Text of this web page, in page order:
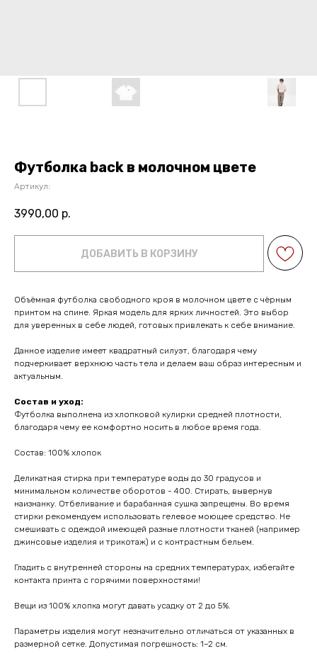
Футболка back в молочном цвете
Артикул:
3990,00 р.
ДОБАВИТЬ В КОРЗИНУ
Объёмная футболка свободного кроя в молочном цвете с чёрным
принтом на спине. Яркая модель для ярких личностей. Это выбор
для уверенных в себе людей, готовых привлекать к себе внимание.
Данное изделие имеет квадратный силуэт, благодаря чему
подчеркивает верхнюю часть тела и делаем ваш образ интересным и
актуальным.
Состав и уход:
Футболка выполнена из хлопковой кулирки средней плотности,
благодаря чему ее комфортно носить в любое время года.
Состав: 100% хлопок
Деликатная стирка при температуре воды до 30 градусов и
минимальном количестве оборотов - 400. Стирать, вывернув
наизнанку. Отбеливание и барабанная сушка запрещены. Во время
стирки рекомендуем использовать гелевое моющее средство. Не
смешивать с одеждой имеющей разные плотности тканей (например
джинсовые изделия и трикотаж) и с контрастным бельем.
Гладить с внутренней стороны на средних температурах, избегайте
контакта принта с горячими поверхностями!
Вещи из 100% хлопка могут давать усадку от 2 до 5%.
Параметры изделия могут незначительно отличаться от указанных в
размерной сетке. Допустимая погрешность: 1–2 см.